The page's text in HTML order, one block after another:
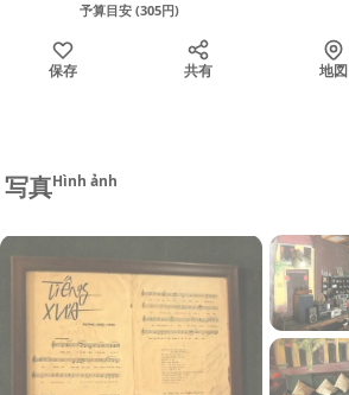
予算目安 (305円)
保存 共有 地図
写真Hình ảnh